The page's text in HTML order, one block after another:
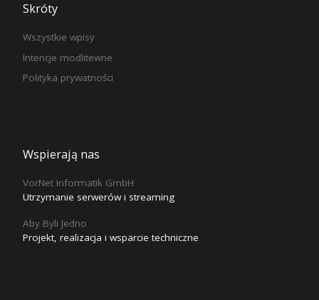
Skróty
Wszystkie wpisy
Intencje modlitewne
Polityka prywatności
Wspierają nas
VorNet Informatik GmbH
Utrzymanie serwerów i streaming
Aby Byli Jedno
Projekt, realizacja i wsparcie techniczne